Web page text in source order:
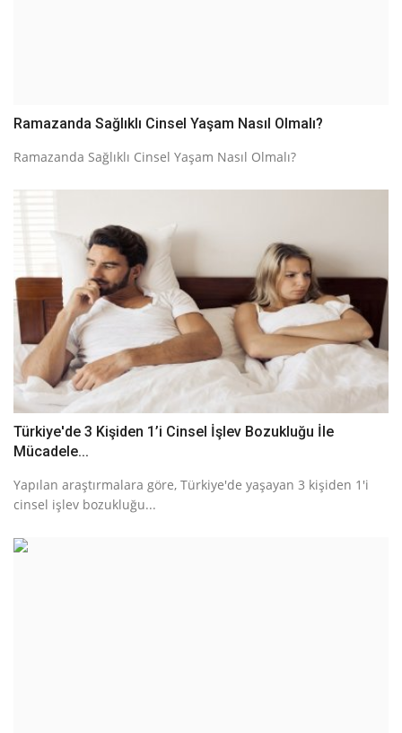
Ramazanda Sağlıklı Cinsel Yaşam Nasıl Olmalı?
Ramazanda Sağlıklı Cinsel Yaşam Nasıl Olmalı?
Türkiye'de 3 Kişiden 1’i Cinsel İşlev Bozukluğu İle
Mücadele...
Yapılan araştırmalara göre, Türkiye'de yaşayan 3 kişiden 1'i
cinsel işlev bozukluğu...